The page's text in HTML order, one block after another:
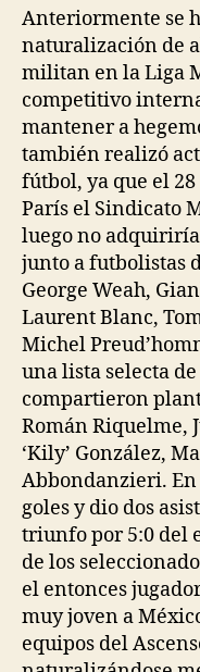
Anteriormente se
naturalización de
militan en la Liga
competitivo
mantener a
también realizó
fútbol, ya que el
París el Sindicato
luego no
junto a futbolistas
George Weah,
Laurent Blanc,
Michel
una lista selecta
compartieron
Román Riquelme,
‘Kily’ González,
Abbondanzieri.
goles y dio dos
triunfo por 5:0 del
de los
el entonces
muy joven a
equipos del